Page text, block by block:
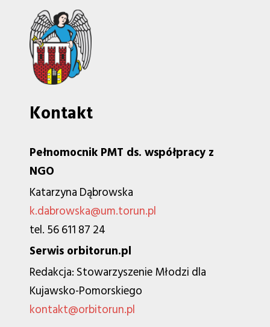
Kontakt
Pełnomocnik PMT ds. współpracy z
NGO
Katarzyna Dąbrowska
k.dabrowska@um.torun.pl
tel. 56 611 87 24
Serwis orbitorun.pl
Redakcja: Stowarzyszenie Młodzi dla
Kujawsko-Pomorskiego
kontakt@orbitorun.pl